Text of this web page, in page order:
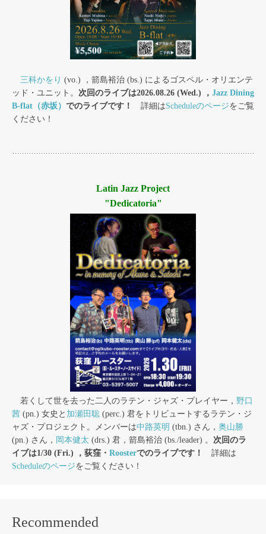
三科かをり (vo.) ，箭島裕治 (bs.) によるゴスペル・オリエンテ
ッド・ユニット。 次回のライブは2026.08.26 (Wed.) ， Jazz Dining
B-flat（赤坂） でのライブです！ 詳細はScheduleのページをご覧
ください！
Latin Jazz Project
"Dedicatoria"
若くして世を去った二人のラテン・ジャズ・プレイヤー， 野口
茜 (pn.) 女史と 加瀬田聡 (perc.) 君をトリビュートするラテン・ジ
ャズ・プロジェクト。メンバーは中路英明 (tbn.) さん， 奥山勝
(pn.) さん， 岡本健太 (drs.) 君，箭島裕治 (bs./leader) 。 次回のラ
イブは1/30 (Fri.) ，荻窪・ Roosterでのライブです！
詳細は
Scheduleのページをご覧ください！
Recommended